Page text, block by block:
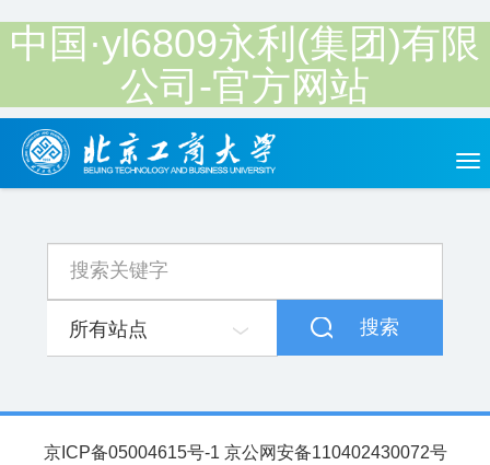
中国·yl6809永利(集团)有限
公司-官方网站
所有站点 搜索
京ICP备05004615号-1 京公网安备110402430072号